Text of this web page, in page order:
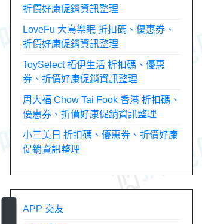
折價好康促銷資訊整理
LoveFu 大島樂眠 折扣碼、優惠券、
折價好康促銷資訊整理
ToySelect 拓伊生活 折扣碼、優惠
券、折價好康促銷資訊整理
周大福 Chow Tai Fook 香港 折扣碼、
優惠券、折價好康促銷資訊整理
小三美日 折扣碼、優惠券、折價好康
促銷資訊整理
APP 交友